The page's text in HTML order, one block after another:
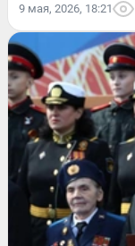
9 мая, 2026, 18:21